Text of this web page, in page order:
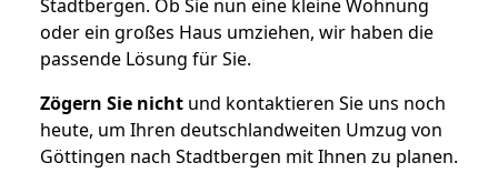
Stadtbergen. Ob Sie nun eine kleine Wohnung
oder ein großes Haus umziehen, wir haben die
passende Lösung für Sie.
Zögern Sie nicht und kontaktieren Sie uns noch
heute, um Ihren deutschlandweiten Umzug von
Göttingen nach Stadtbergen mit Ihnen zu planen.